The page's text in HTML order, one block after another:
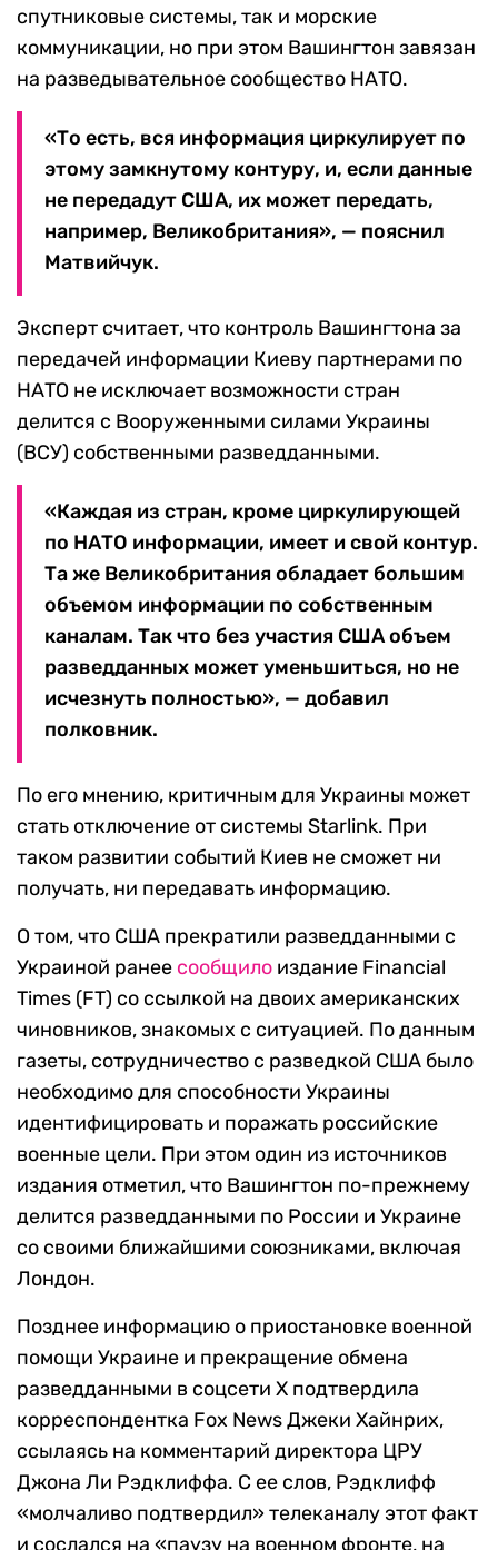
спутниковые системы, так и морские
коммуникации, но при этом Вашингтон завязан
на разведывательное сообщество НАТО.
«То есть, вся информация циркулирует по
этому замкнутому контуру, и, если данные
не передадут США, их может передать,
например, Великобритания», — пояснил
Матвийчук.
Эксперт считает, что контроль Вашингтона за
передачей информации Киеву партнерами по
НАТО не исключает возможности стран
делится с Вооруженными силами Украины
(ВСУ) собственными разведданными.
«Каждая из стран, кроме циркулирующей
по НАТО информации, имеет и свой контур.
Та же Великобритания обладает большим
объемом информации по собственным
каналам. Так что без участия США объем
разведданных может уменьшиться, но не
исчезнуть полностью», — добавил
полковник.
По его мнению, критичным для Украины может
стать отключение от системы Starlink. При
таком развитии событий Киев не сможет ни
получать, ни передавать информацию.
О том, что США прекратили разведданными с
Украиной ранее сообщило издание Financial
Times (FT) со ссылкой на двоих американских
чиновников, знакомых с ситуацией. По данным
газеты, сотрудничество с разведкой США было
необходимо для способности Украины
идентифицировать и поражать российские
военные цели. При этом один из источников
издания отметил, что Вашингтон по-прежнему
делится разведданными по России и Украине
со своими ближайшими союзниками, включая
Лондон.
Позднее информацию о приостановке военной
помощи Украине и прекращение обмена
разведданными в соцсети Х подтвердила
корреспондентка Fox News Джеки Хайнрих,
ссылаясь на комментарий директора ЦРУ
Джона Ли Рэдклиффа. С ее слов, Рэдклифф​
«молчаливо подтвердил» телеканалу этот факт
и сослался на «паузу на военном фронте, на